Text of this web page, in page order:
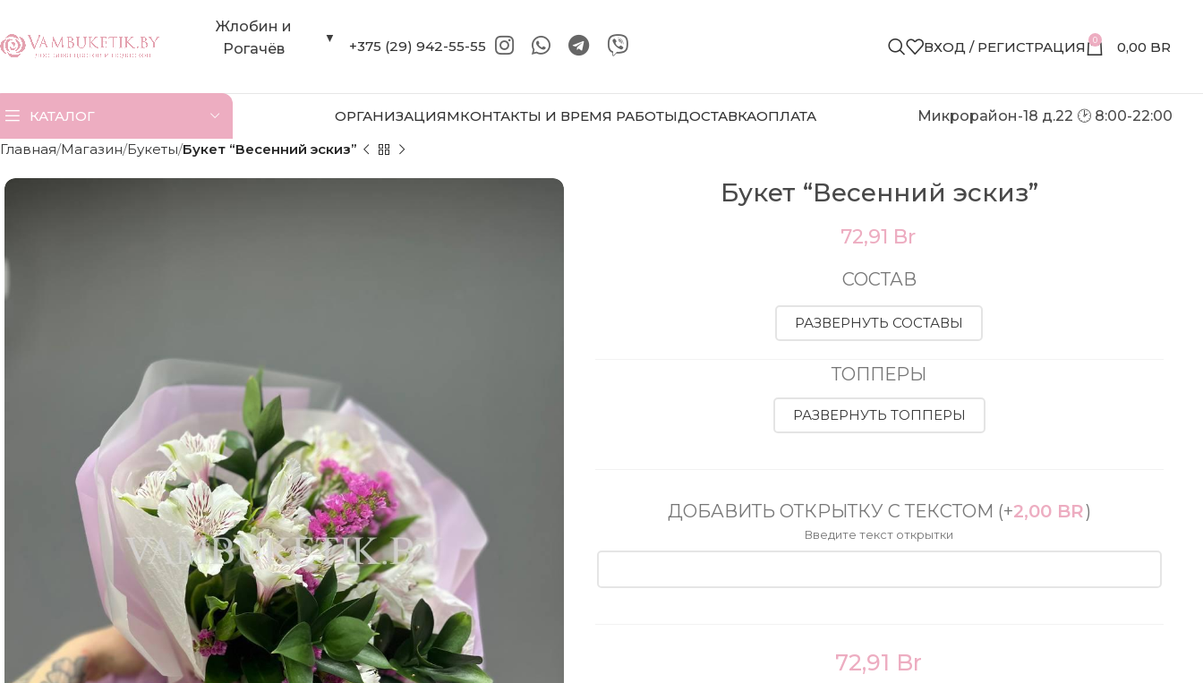
Жлобин и
Рогачёв
▼ +375 (29) 942-55-55 ВХОД / РЕГИСТРАЦИЯ 0 0,00 BR
КАТАЛОГ ОРГАНИЗАЦИЯМКОНТАКТЫ И ВРЕМЯ РАБОТЫДОСТАВКАОПЛАТА
Микрорайон-18 д.22 🕑 8:00-22:00
Главная Магазин Букеты Букет “Весенний эскиз”
Букет “Весенний эскиз”
72,91 Br
СОСТАВ
РАЗВЕРНУТЬ СОСТАВЫ
ТОППЕРЫ
РАЗВЕРНУТЬ ТОППЕРЫ
ДОБАВИТЬ ОТКРЫТКУ С ТЕКСТОМ (+2,00 BR)
Введите текст открытки
72,91 Br